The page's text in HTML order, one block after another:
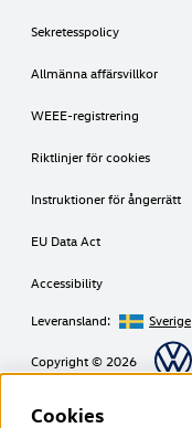
Sekretesspolicy
Allmänna affärsvillkor
WEEE-registrering
Riktlinjer för cookies
Instruktioner för ångerrätt
EU Data Act
Accessibility
Leveransland: Sverige
Copyright © 2026
Cookies